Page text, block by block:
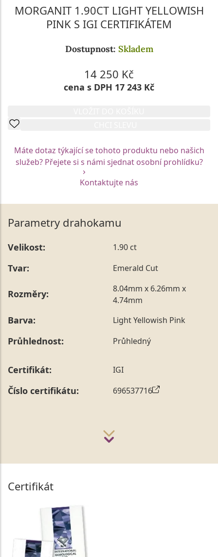
MORGANIT 1.90CT LIGHT YELLOWISH
PINK S IGI CERTIFIKÁTEM
Dostupnost: Skladem
14 250 Kč
cena s DPH 17 243 Kč
Máte dotaz týkající se tohoto produktu nebo našich
služeb? Přejete si s námi sjednat osobní prohlídku?
Kontaktujte nás
Parametry drahokamu
Velikost: 1.90 ct
Tvar: Emerald Cut
Rozměry:
8.04mm x 6.26mm x
4.74mm
Barva: Light Yellowish Pink
Průhlednost: Průhledný
Certifikát: IGI
Číslo certifikátu: 696537716
Certifikát